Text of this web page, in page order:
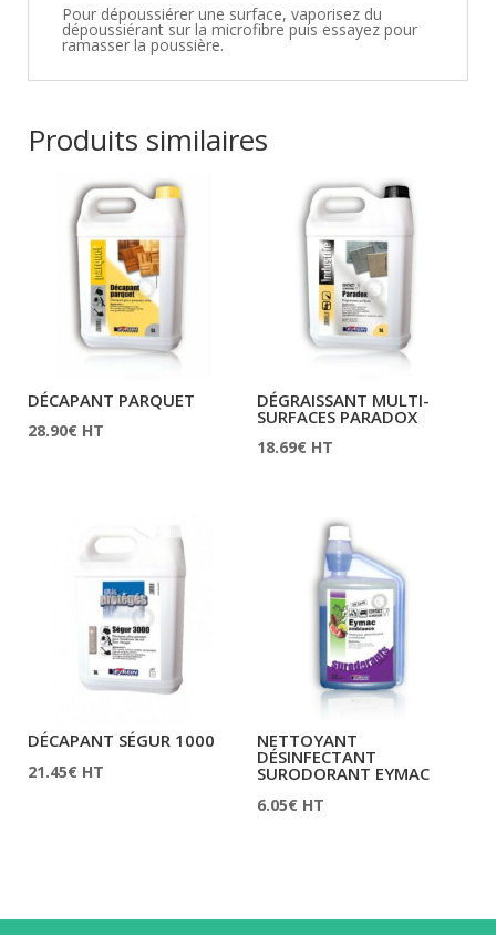
Pour dépoussiérer une surface, vaporisez du
dépoussiérant sur la microfibre puis essayez pour
ramasser la poussière.
Produits similaires
DÉCAPANT PARQUET
28.90€ HT
DÉGRAISSANT MULTI-
SURFACES PARADOX
18.69€ HT
DÉCAPANT SÉGUR 1000
21.45€ HT
NETTOYANT
DÉSINFECTANT
SURODORANT EYMAC
6.05€ HT